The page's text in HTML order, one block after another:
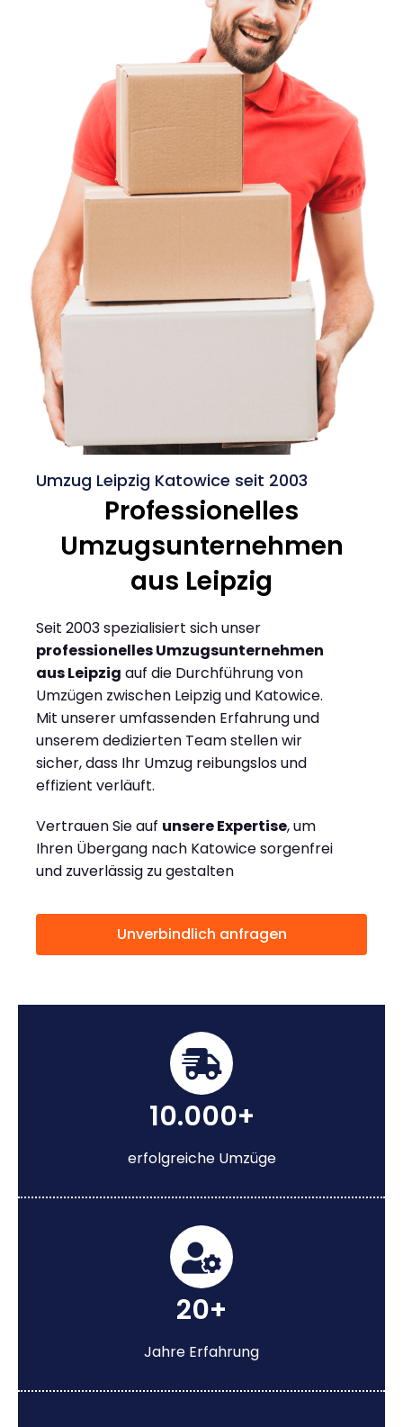
Umzug Leipzig Katowice seit 2003
Professionelles
Umzugsunternehmen
aus Leipzig
Seit 2003 spezialisiert sich unser
professionelles Umzugsunternehmen
aus Leipzig auf die Durchführung von
Umzügen zwischen Leipzig und Katowice.
Mit unserer umfassenden Erfahrung und
unserem dedizierten Team stellen wir
sicher, dass Ihr Umzug reibungslos und
effizient verläuft.
Vertrauen Sie auf unsere Expertise, um
Ihren Übergang nach Katowice sorgenfrei
und zuverlässig zu gestalten
Unverbindlich anfragen
10.000+
erfolgreiche Umzüge
20+
Jahre Erfahrung